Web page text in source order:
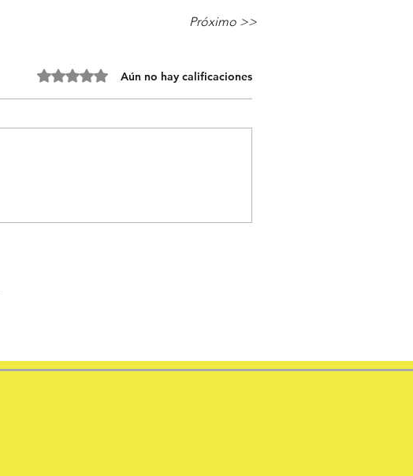
Próximo >>
Obtuvo 0 de 5 estrellas.Aún no hay calificaciones